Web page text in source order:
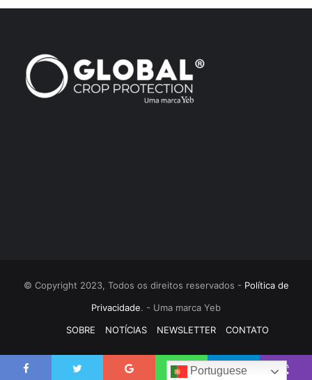
© Copyright 2023, Todos os direitos reservados - Política de
Privacidade. - Uma marca Yeb
SOBRE
NOTÍCIAS NEWSLETTER CONTATO
Portuguese